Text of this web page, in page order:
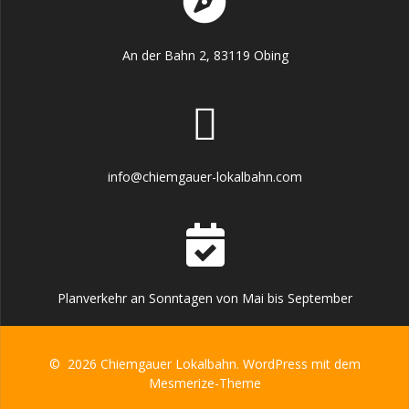
An der Bahn 2, 83119 Obing
info@chiemgauer-lokalbahn.com
Planverkehr an Sonntagen von Mai bis September
© 2026 Chiemgauer Lokalbahn. WordPress mit dem
Mesmerize-Theme